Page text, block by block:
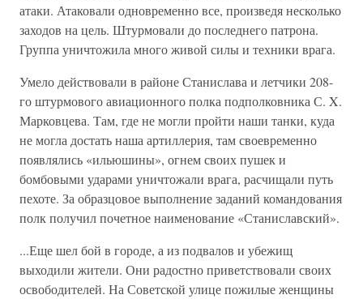
атаки. Атаковали одновременно все, произведя несколько
заходов на цель. Штурмовали до послед­него патрона.
Группа уничтожила много живой силы и техники врага.
Умело действовали в районе Станислава и летчики 208-
го штурмо­вого авиационного полка подполковника С. X.
Марковцева. Там, где не могли пройти наши танки, куда
не могла достать наша артилле­рия, там своевременно
появлялись «ильюшины», огнем своих пушек и
бомбовыми ударами уничтожали врага, расчищали путь
пехоте. За образцовое выполнение заданий командования
полк получил почет­ное наименование «Станиславский».
...Еще шел бой в городе, а из подвалов и убежищ
выходили жите­ли. Они радостно приветствовали своих
освободителей. На Советской улице пожилые женщины